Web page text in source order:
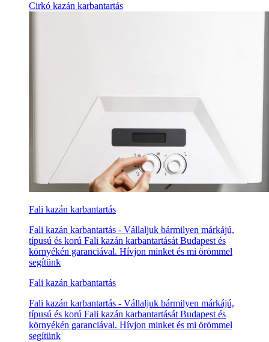
Cirkó kazán karbantartás
Fali kazán karbantartás
Fali kazán karbantartás - Vállaljuk bármilyen márkájú,
típusú és korú Fali kazán karbantartását Budapest és
környékén garanciával. Hívjon minket és mi örömmel
segítünk
Fali kazán karbantartás
Fali kazán karbantartás - Vállaljuk bármilyen márkájú,
típusú és korú Fali kazán karbantartását Budapest és
környékén garanciával. Hívjon minket és mi örömmel
segítünk